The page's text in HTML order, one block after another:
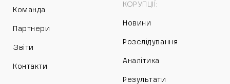
Команда
Партнери
Звіти
Контакти
КОРУПЦІЇ:
Новини
Розслідування
Аналітика
Результати